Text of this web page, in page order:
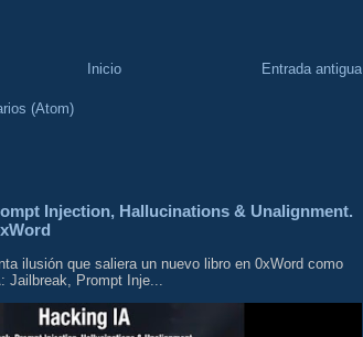
Entrada antigua
Inicio
(Atom)
Injection, Hallucinations & Unalignment.
ilusión que saliera un nuevo libro en 0xWord como
Jailbreak, Prompt Inje...